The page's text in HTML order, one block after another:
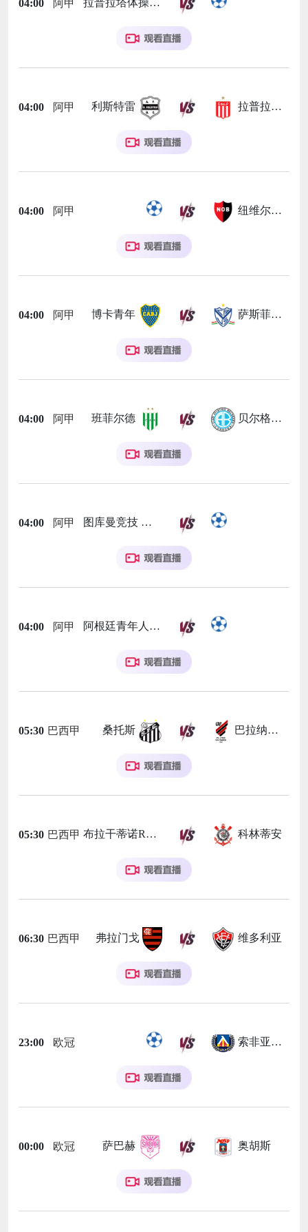
04:00 阿甲
04:00 阿甲 利斯特雷 拉普拉塔大学生
04:00 阿甲 纽维尔老男孩
04:00 阿甲 博卡青年 萨斯菲尔德
04:00 阿甲 班菲尔德 贝尔格拉诺
04:00 阿甲 图库曼竞技
04:00 阿甲 阿根廷青年人
05:30 巴西甲 桑托斯 巴拉纳竞技
05:30 巴西甲 布拉干蒂诺RB 科林蒂安
06:30 巴西甲 弗拉门戈 维多利亚
23:00 欧冠 索非亚列夫斯基
00:00 欧冠 萨巴赫 奥胡斯